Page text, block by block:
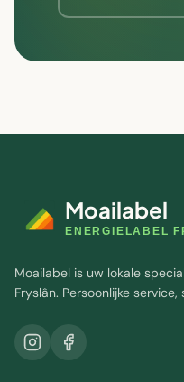
Moailabel
ENERGIELABEL
Moailabel is uw lokale
Fryslân. Persoonlijke